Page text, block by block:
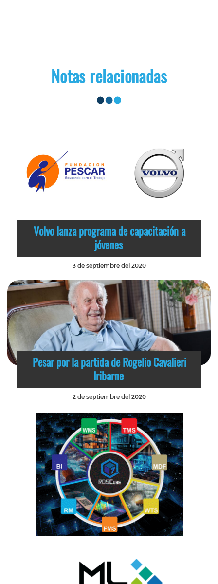
Notas relacionadas
Volvo lanza programa de capacitación a
jóvenes
3 de septiembre del 2020
Pesar por la partida de Rogelio Cavalieri
Iribarne
2 de septiembre del 2020